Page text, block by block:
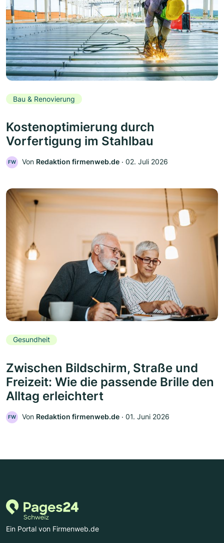
Bau & Renovierung
Kostenoptimierung durch
Vorfertigung im Stahlbau
FW Von Redaktion firmenweb.de ‧ 02. Juli 2026
Gesundheit
Zwischen Bildschirm, Straße und
Freizeit: Wie die passende Brille den
Alltag erleichtert
FW Von Redaktion firmenweb.de ‧ 01. Juni 2026
Ein Portal von Firmenweb.de